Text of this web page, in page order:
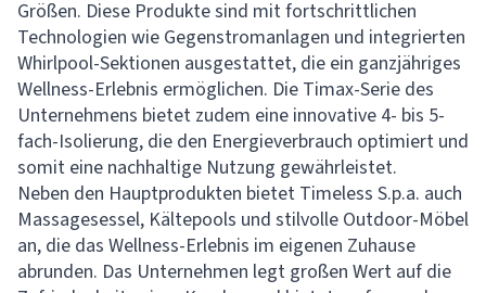
Größen. Diese Produkte sind mit fortschrittlichen
Technologien wie Gegenstromanlagen und integrierten
Whirlpool-Sektionen ausgestattet, die ein ganzjähriges
Wellness-Erlebnis ermöglichen. Die Timax-Serie des
Unternehmens bietet zudem eine innovative 4- bis 5-
fach-Isolierung, die den Energieverbrauch optimiert und
somit eine nachhaltige Nutzung gewährleistet.
Neben den Hauptprodukten bietet Timeless S.p.a. auch
Massagesessel, Kältepools und stilvolle Outdoor-Möbel
an, die das Wellness-Erlebnis im eigenen Zuhause
abrunden. Das Unternehmen legt großen Wert auf die